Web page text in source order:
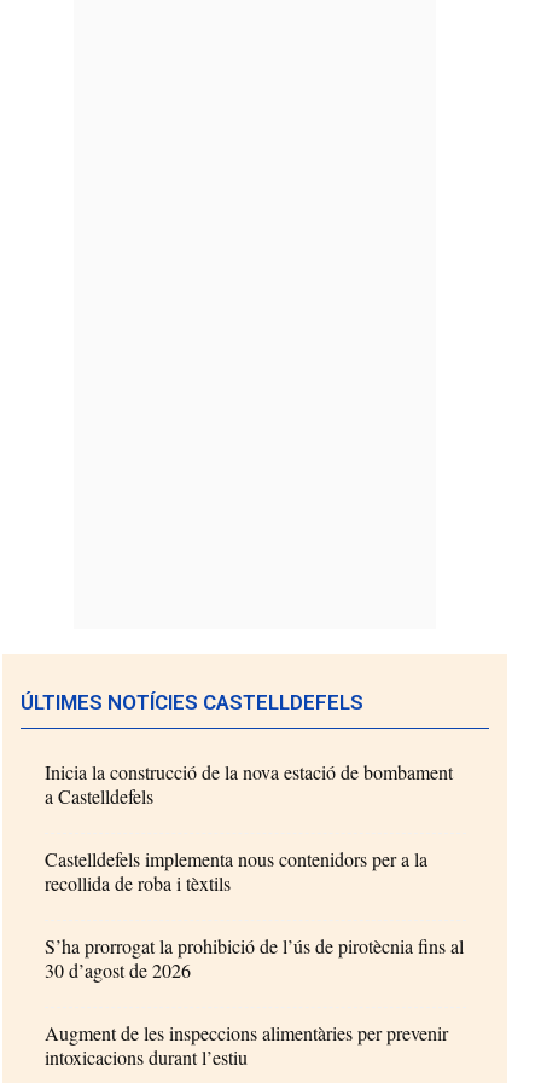
ÚLTIMES NOTÍCIES CASTELLDEFELS
Inicia la construcció de la nova estació de bombament
a Castelldefels
Castelldefels implementa nous contenidors per a la
recollida de roba i tèxtils
S’ha prorrogat la prohibició de l’ús de pirotècnia fins al
30 d’agost de 2026
Augment de les inspeccions alimentàries per prevenir
intoxicacions durant l’estiu